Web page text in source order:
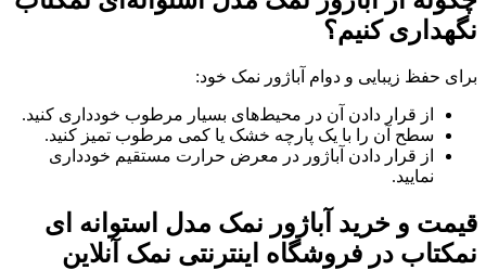
نگهداری کنیم؟
برای حفظ زیبایی و دوام آباژور نمک خود:
از قرار دادن آن در محیط‌های بسیار مرطوب خودداری کنید.
سطح آن را با یک پارچه خشک یا کمی مرطوب تمیز کنید.
از قرار دادن آباژور در معرض حرارت مستقیم خودداری
نمایید.
قیمت و خرید آباژور نمک مدل استوانه ای
نمکتاب در فروشگاه اینترنتی نمک آنلاین